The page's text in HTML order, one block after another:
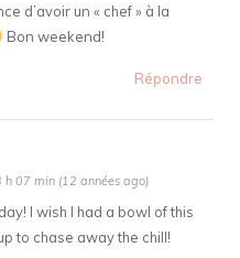
d’avoir un « chef » à la
Bon weekend!
Répondre
07 min (12 années ago)
I wish I had a bowl of this
to chase away the chill!